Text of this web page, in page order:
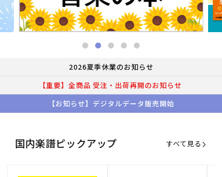
2026夏季休業のお知らせ
【重要】全商品 受注・出荷再開のお知らせ
【お知らせ】デジタルデータ販売開始
国内楽譜ピックアップ すべて見る